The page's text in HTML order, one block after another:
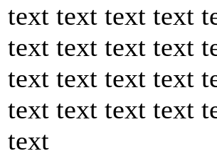
text text text text
text text text text
text text text text
text text text text
text